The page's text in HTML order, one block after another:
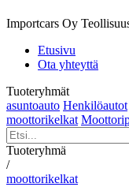
Importcars Oy
Etusivu
Ota yhteyttä
Tuoteryhmät
asuntoauto Henkilöautot
moottorikelkat
Tuoteryhmä
/
moottorikelkat